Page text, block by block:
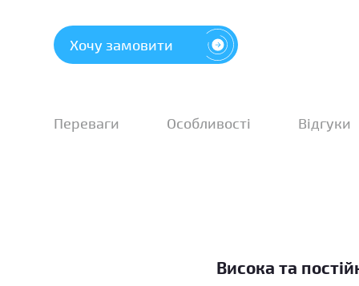
Хочу замовити
Переваги Особливості Відгуки
Висока та